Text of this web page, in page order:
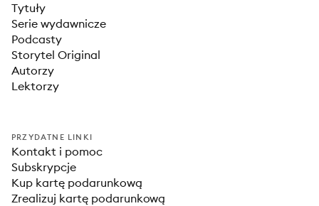
Tytuły
Serie wydawnicze
Podcasty
Storytel Original
Autorzy
Lektorzy
PRZYDATNE LINKI
Kontakt i pomoc
Subskrypcje
Kup kartę podarunkową
Zrealizuj kartę podarunkową